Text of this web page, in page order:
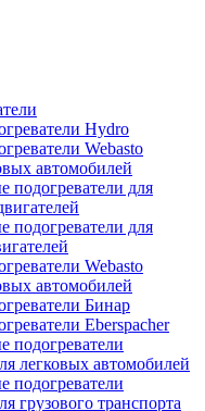
Hydro
Webasto
автомобилей
подогреватели для
подогреватели для
Webasto
автомобилей
Бинар
Eberspacher
подогреватели
легковых автомобилей
подогреватели
грузового транспорта